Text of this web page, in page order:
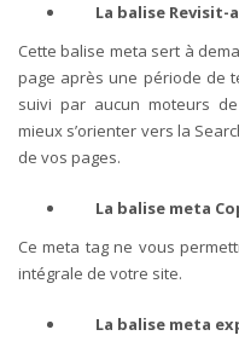
La balise
Cette balise meta sert à
page après une période de
suivi par aucun moteurs
mieux s’orienter vers la
de vos pages.
La balise meta
Ce meta tag ne vous
intégrale de votre site.
La balise meta